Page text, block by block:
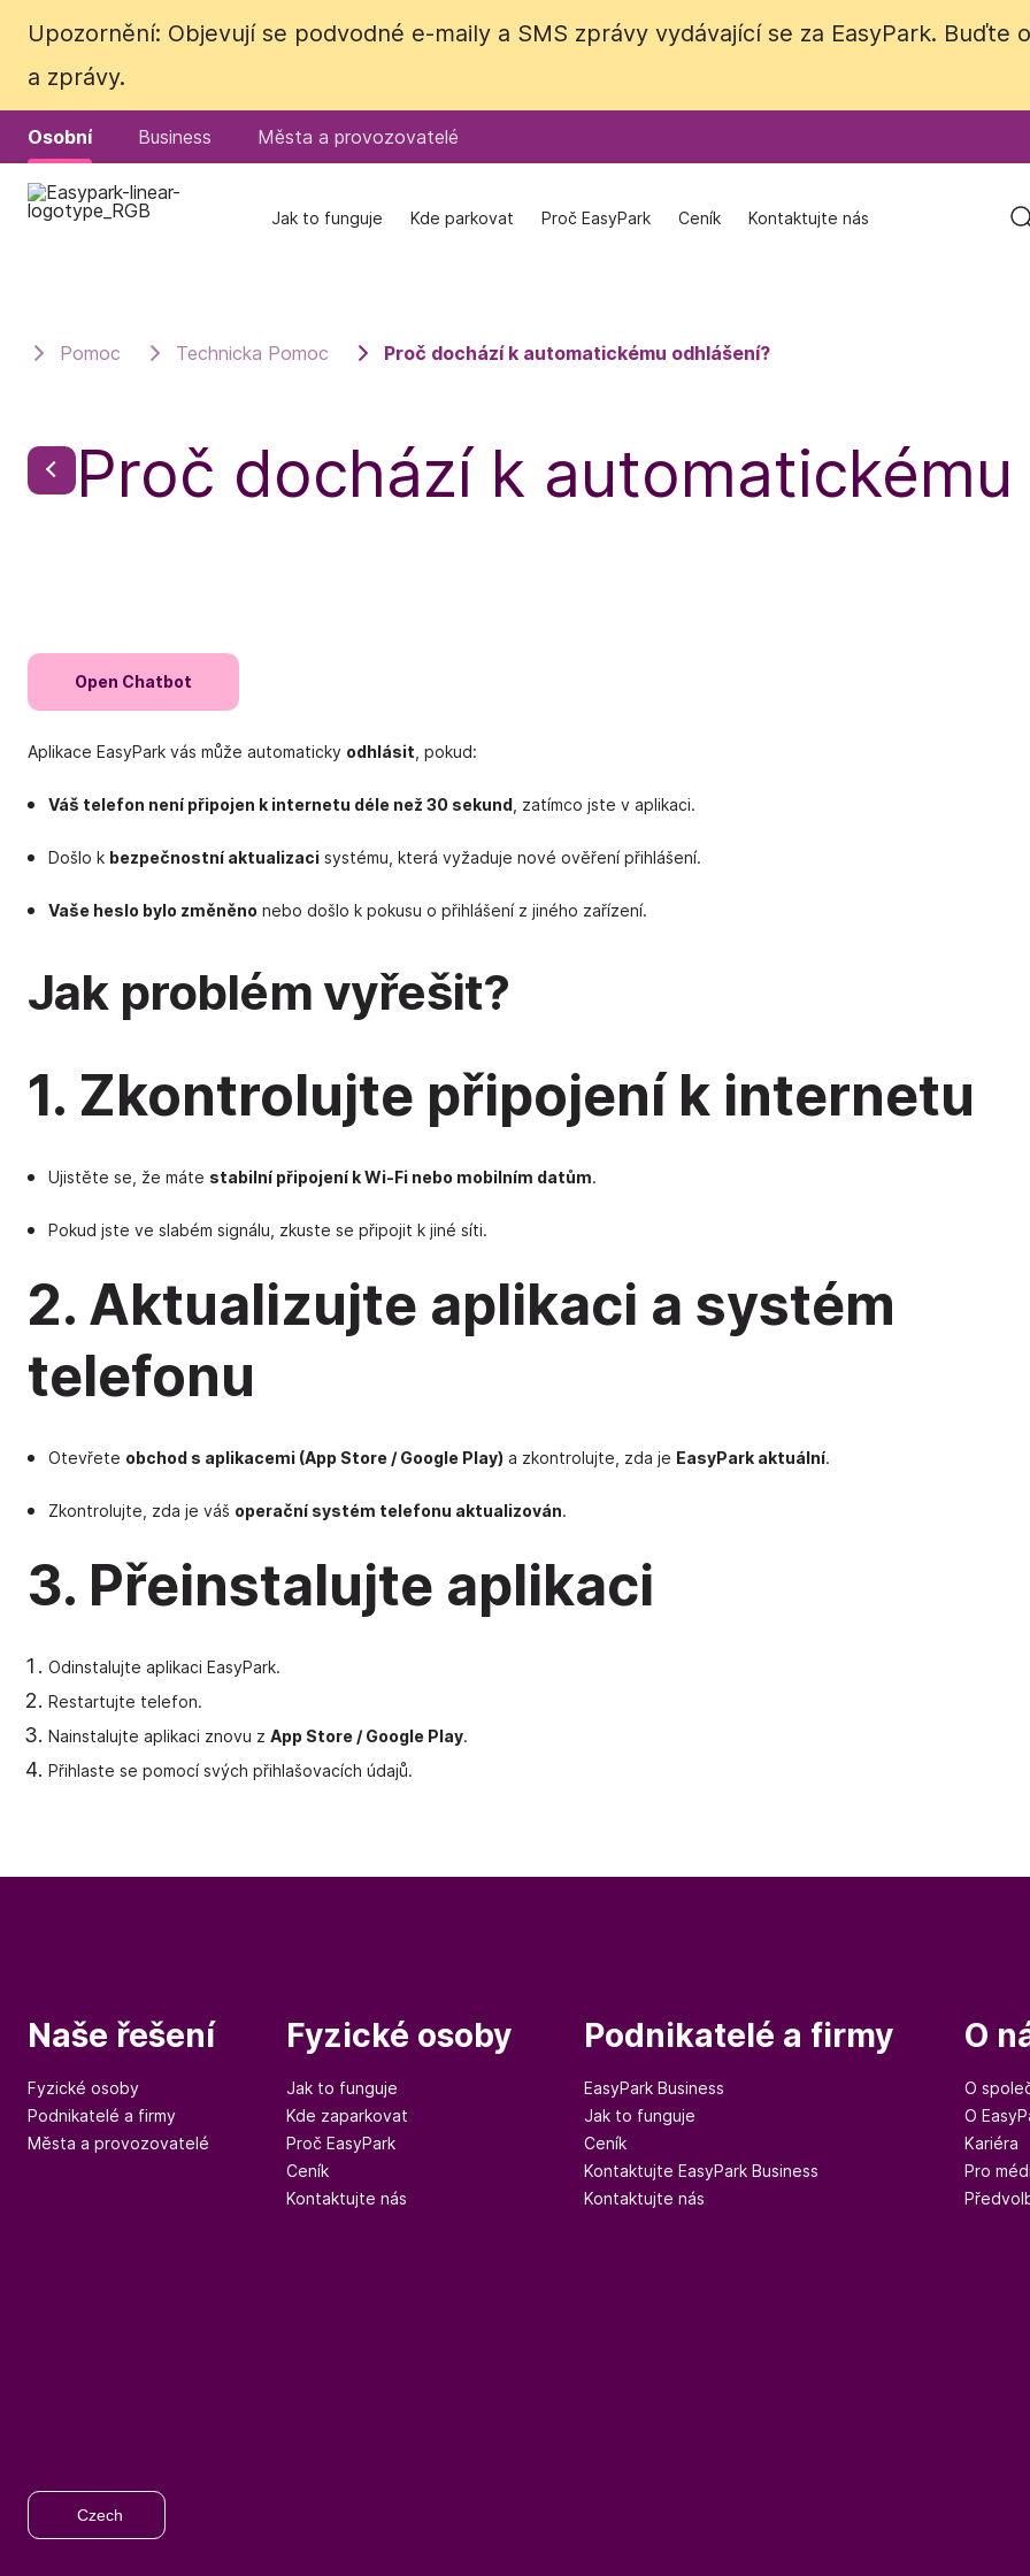
Upozornění: Objevují se podvodné e-maily a SMS zprávy vydávající se za EasyPark.
a zprávy.
Osobní Business Města a provozovatelé
Jak to funguje Kde parkovat Proč EasyPark Ceník Kontaktujte nás
Upozornění: Objevují se podvodné e-maily a SMS zprávy vydávající se za EasyPark.
a zprávy.
Osobní Business Města a provozovatelé
Jak to funguje Kde parkovat Proč EasyPark Ceník Kontaktujte nás
Pomoc Technicka Pomoc Proč dochází k automatickému odhlášení?
Proč dochází k
Open Chatbot
Aplikace EasyPark vás může automaticky odhlásit , pokud:
Váš telefon není připojen k internetu déle než 30 sekund , zatímco jste v aplikaci.
Došlo k bezpečnostní aktualizaci systému, která vyžaduje nové ověření přihlášení.
Vaše heslo bylo změněno nebo došlo k pokusu o přihlášení z jiného zařízení.
Jak problém vyřešit?
1. Zkontrolujte připojení k internetu
Ujistěte se, že máte stabilní připojení k Wi-Fi nebo mobilním datům.
Pokud jste ve slabém signálu, zkuste se připojit k jiné síti.
2. Aktualizujte aplikaci a systém
telefonu
Otevřete obchod s aplikacemi (App Store / Google Play) a zkontrolujte, zda je EasyPark aktuální.
Zkontrolujte, zda je váš operační systém telefonu aktualizován.
3. Přeinstalujte aplikaci
Odinstalujte aplikaci EasyPark.
Restartujte telefon.
Nainstalujte aplikaci znovu z App Store / Google Play.
Přihlaste se pomocí svých přihlašovacích údajů.
Naše řešení
Fyzické osoby
Podnikatelé a firmy
Města a provozovatelé
Fyzické osoby
Jak to funguje
Kde zaparkovat
Proč EasyPark
Ceník
Kontaktujte nás
Podnikatelé a firmy
EasyPark Business
Jak to funguje
Ceník
Kontaktujte EasyPark Business
Kontaktujte nás
O
O
O
Kariéra
Pro
Czech